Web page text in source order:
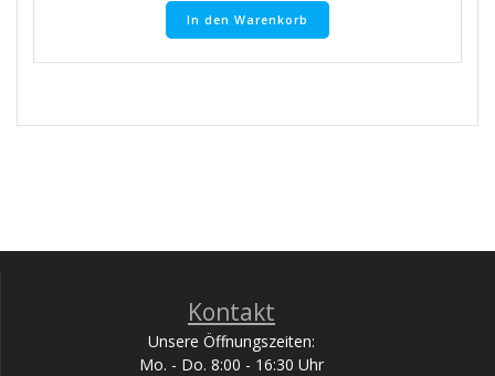
In den Warenkorb
Kontakt
Unsere Öffnungszeiten:
Mo. - Do. 8:00 - 16:30 Uhr